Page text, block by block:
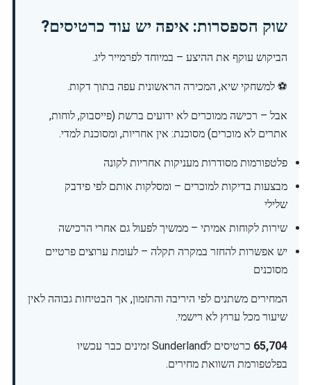
שוק הספסרות: איפה יש עוד כרטיסים?
הביקוש עוקף את ההיצע – במיוחד לפרמייר ליג.
⚽ למשחקי שיא, המכירה הראשונית עפה בתוך דקות.
אבל – רכישה ממוכרים לא ידועים ברשת (פייסבוק, לוחות,
אתרים לא מוכרים) מסוכנת: אין אחריות, ומסוכנת למדי.
פלטפורמות מסודרות מעניקות אחריות לקונה
מבצעות בדיקות למוכרים – ומסלקות אותם לפי פידבק
שלילי
שירות לקוחות אמיתי – ממשיך לפעול גם אחרי הרכישה
יש אפשרות להחזר במקרה תקלה – לעומת ערוצים פרטיים
מסוכנים
המחירים משתנים לפי היריבה והתזמון, אך הבטיחות גבוהה לאין
שיעור מכל ערוץ לא רישמי.
65,704
כרטיסים לSunderland זמינים כבר עכשיו
בפלטפורמת השוואת מחירים.